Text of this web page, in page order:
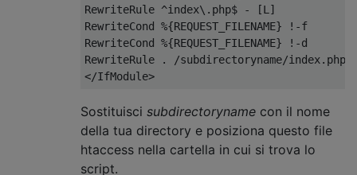
RewriteRule ^index\.php$ - [L]
RewriteCond %{REQUEST_FILENAME} !-f
RewriteCond %{REQUEST_FILENAME} !-d
</IfModule>
Sostituisci subdirectoryname con il nome
della tua directory e posiziona questo file
htaccess nella cartella in cui si trova lo
script.